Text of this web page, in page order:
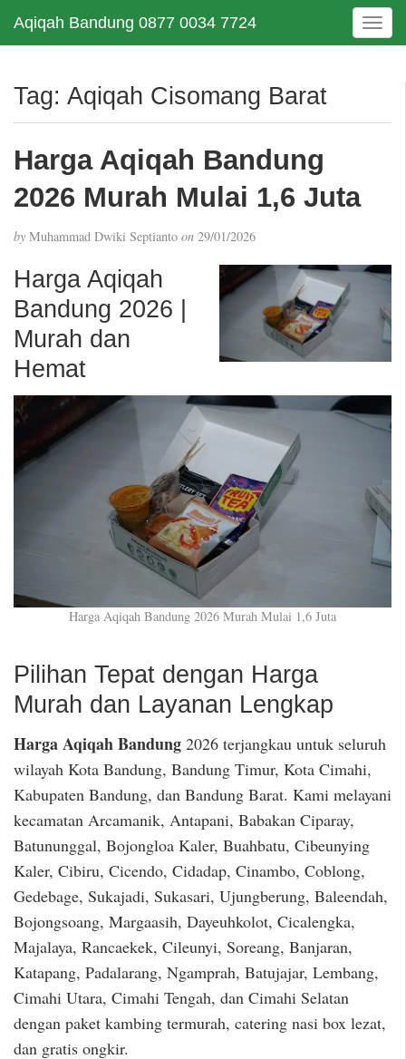
Aqiqah Bandung 0877 0034 7724
T
o
e
t
Tag: Aqiqah Cisomang Barat
Harga Aqiqah Bandung
2026 Murah Mulai 1,6 Juta
by Muhammad Dwiki Septianto on 29/01/2026
Harga Aqiqah
Bandung 2026 |
Murah dan
Hemat
Harga Aqiqah Bandung 2026 Murah Mulai 1,6 Juta
Pilihan Tepat dengan Harga
Murah dan Layanan Lengkap
Harga Aqiqah Bandung 2026 terjangkau untuk seluruh
wilayah Kota Bandung, Bandung Timur, Kota Cimahi,
Kabupaten Bandung, dan Bandung Barat. Kami melayani
kecamatan Arcamanik, Antapani, Babakan Ciparay,
Batununggal, Bojongloa Kaler, Buahbatu, Cibeunying
Kaler, Cibiru, Cicendo, Cidadap, Cinambo, Coblong,
Gedebage, Sukajadi, Sukasari, Ujungberung, Baleendah,
Bojongsoang, Margaasih, Dayeuhkolot, Cicalengka,
Majalaya, Rancaekek, Cileunyi, Soreang, Banjaran,
Katapang, Padalarang, Ngamprah, Batujajar, Lembang,
Cimahi Utara, Cimahi Tengah, dan Cimahi Selatan
dengan paket kambing termurah, catering nasi box lezat,
dan gratis ongkir.